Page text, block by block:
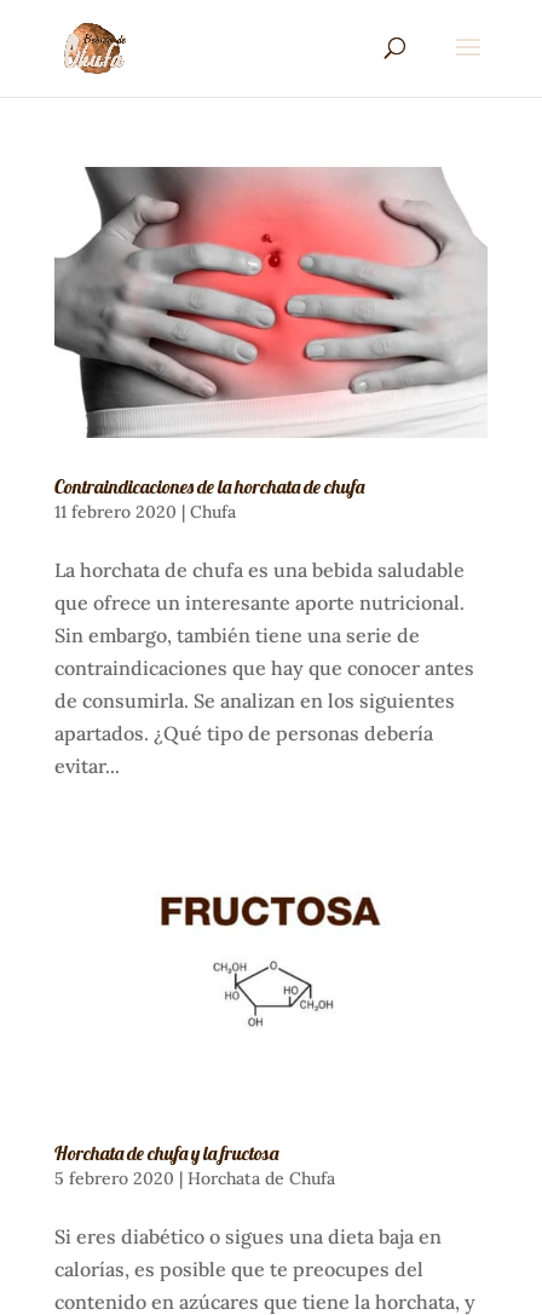
Contraindicaciones de la horchata de chufa
11 febrero 2020 | Chufa
La horchata de chufa es una bebida saludable
que ofrece un interesante aporte nutricional.
Sin embargo, también tiene una serie de
contraindicaciones que hay que conocer antes
de consumirla. Se analizan en los siguientes
apartados. ¿Qué tipo de personas debería
evitar...
Horchata de chufa y la fructosa
5 febrero 2020 | Horchata de Chufa
Si eres diabético o sigues una dieta baja en
calorías, es posible que te preocupes del
contenido en azúcares que tiene la horchata, y